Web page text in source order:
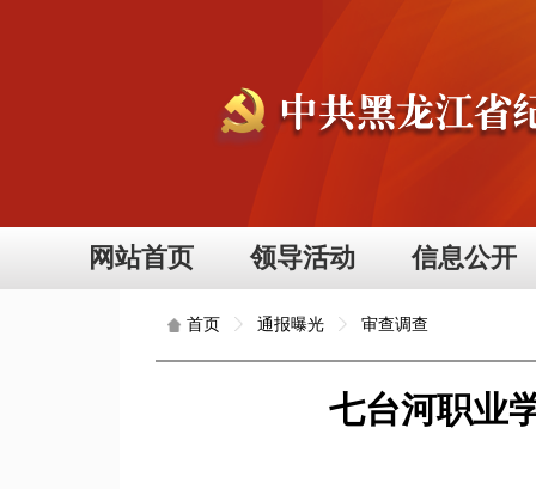
网站首页 领导活动 信息公开
首页 通报曝光 审查调查
七台河职业